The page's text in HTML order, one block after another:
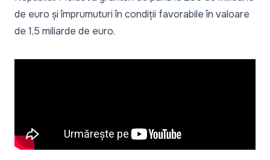
de euro și împrumuturi în condiții favorabile în valoare
de 1,5 miliarde de euro.